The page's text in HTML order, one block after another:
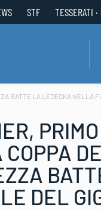
STF TESSERATI
BATTE LA LEDECKA NELLA
DEL